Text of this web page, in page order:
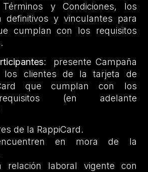
y Condiciones, los
definitivos y vinculantes para
cumplan con los requisitos
: presente Campaña
los clientes de la tarjeta de
que cumplan con los
(en adelante
de la RappiCard.
en mora de la
relación laboral vigente con